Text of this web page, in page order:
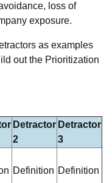
loss of
exposure.
as examples
out the Prioritization
Detractor
2
Detractor
3
Definition Definition